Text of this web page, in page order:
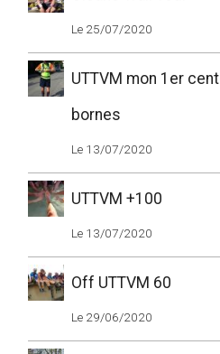
Le 25/07/2020
UTTVM mon 1er cent
bornes
Le 13/07/2020
UTTVM +100
Le 13/07/2020
Off UTTVM 60
Le 29/06/2020